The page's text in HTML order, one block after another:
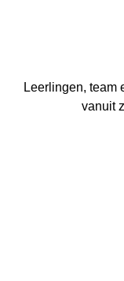
Leerlingen, team
vanuit